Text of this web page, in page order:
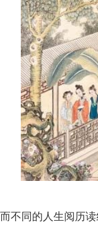
不同的人生阅历